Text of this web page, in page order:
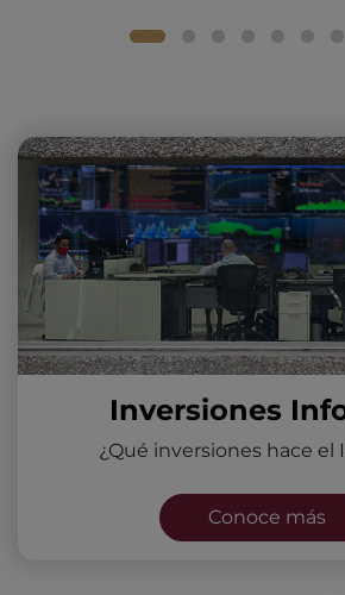
Inversiones
¿Qué inversiones hace el
Conoce más